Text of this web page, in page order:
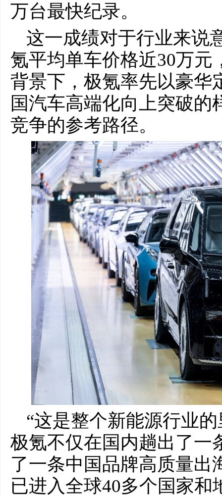
万台最快纪录。
这一成绩对于行业来说
氪平均单车价格近30万
背景下，极氪率先以豪华
国汽车高端化向上突破
竞争的参考路径。
“这是整个新能源行业
极氪不仅在国内趟出了一
了一条中国品牌高质量出
已进入全球40多个国家